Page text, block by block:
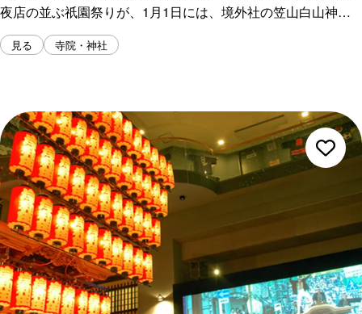
夜店の並ぶ祇園祭りが、1月1日には、境外社の笠山白山神社
までの初詣登山が催行され、いずれも多くの参拝者でにぎわい
ます。
見る 寺院・神社